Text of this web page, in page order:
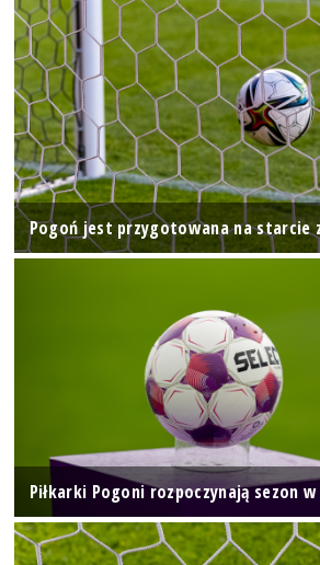
Pogoń jest przygotowana na starcie
Piłkarki Pogoni rozpoczynają sezon